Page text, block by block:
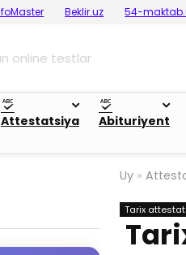
Beklir.uz 54-
online testlar
Attestatsiya Abituriyent
Uy »
Tarix